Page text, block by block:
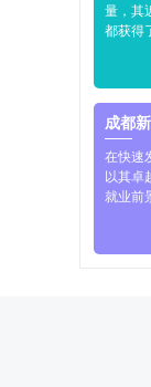
量，其
都获得
成都
在快速
以其卓
就业前